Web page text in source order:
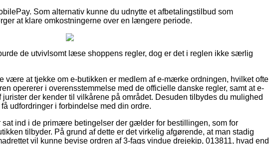
Som alternativ kunne du udnytte et afbetalingstilbud som
at klare omkostningerne over en længere periode.
de utvivlsomt læse shoppens regler, dog er det i reglen ikke særlig
være at tjekke om e-butikken er medlem af e-mærke ordningen, hvilket ofte
opererer i overensstemmelse med de officielle danske regler, samt at e-
der kender til vilkårene på området. Desuden tilbydes du mulighed
udfordringer i forbindelse med din ordre.
sat ind i de primære betingelser der gælder for bestillingen, som for
tilbyder. På grund af dette er det virkelig afgørende, at man stadig
vil kunne bevise ordren af 3-fags vindue drejekip, 013811, hvad end